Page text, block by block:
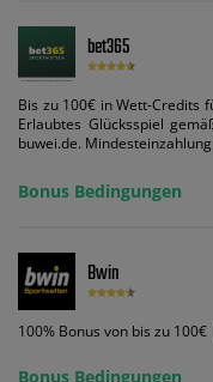
bet365
Bis zu 100€ in Wett-Credits
Erlaubtes Glücksspiel
buwei.de.
ein und wir geben Ihnen
Wett-Credits, wenn Sie
Wett-Credits aus. Es gelten
Code VIPANGEBOT kann
ändert dies den
Bonus Bedingungen
Bwin
100% Bonus von bis zu
Bonus Bedingungen